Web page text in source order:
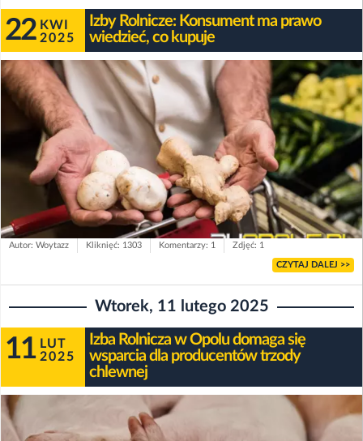
22 KWI
2025
Izby Rolnicze: Konsument ma prawo
wiedzieć, co kupuje
Autor: Woytazz Kliknięć: 1303 Komentarzy: 1 Zdjęć: 1
CZYTAJ DALEJ >>
Wtorek, 11 lutego 2025
11 LUT
2025
Izba Rolnicza w Opolu domaga się
wsparcia dla producentów trzody
chlewnej